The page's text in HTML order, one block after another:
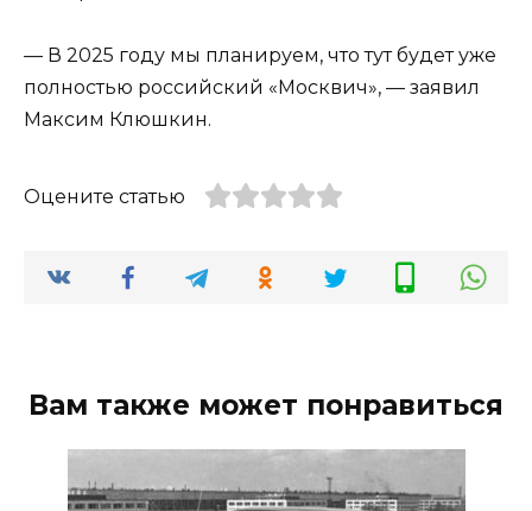
— В 2025 году мы планируем, что тут будет уже
полностью российский «Москвич», — заявил
Максим Клюшкин.
Оцените статью
Вам также может понравиться